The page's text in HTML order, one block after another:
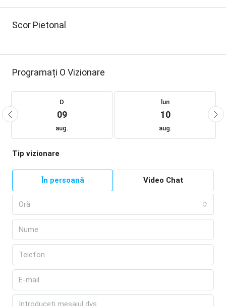
Scor Pietonal
Programați O Vizionare
D
09
aug.
lun
10
aug.
Tip vizionare
În persoană Video Chat
Oră